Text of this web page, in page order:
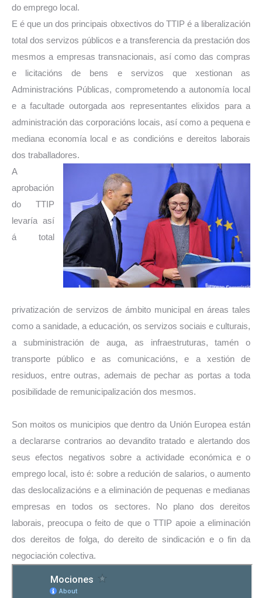
do emprego local.
E é que un dos principais obxectivos do TTIP é a liberalización
total dos servizos públicos e a transferencia da prestación dos
mesmos a empresas transnacionais, así como das compras
e licitacións de bens e servizos que xestionan as
Administracións Públicas, comprometendo a autonomía local
e a facultade outorgada aos representantes elixidos para a
administración das corporacións locais, así como a pequena e
mediana economía local e as condicións e dereitos laborais
dos traballadores.
A
aprobación
do TTIP
levaría así
á total
privatización de servizos de ámbito municipal en áreas tales
como a sanidade, a educación, os servizos sociais e culturais,
a subministración de auga, as infraestruturas, tamén o
transporte público e as comunicacións, e a xestión de
residuos, entre outras, ademais de pechar as portas a toda
posibilidade de remunicipalización dos mesmos.
Son moitos os municipios que dentro da Unión Europea están
a declararse contrarios ao devandito tratado e alertando dos
seus efectos negativos sobre a actividade económica e o
emprego local, isto é: sobre a redución de salarios, o aumento
das deslocalizacións e a eliminación de pequenas e medianas
empresas en todos os sectores. No plano dos dereitos
laborais, preocupa o feito de que o TTIP apoie a eliminación
dos dereitos de folga, do dereito de sindicación e o fin da
negociación colectiva.